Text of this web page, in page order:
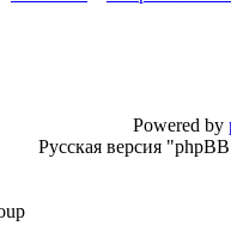
Powered by
Русская версия